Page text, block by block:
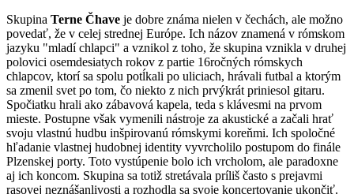
Skupina Terne Čhave je dobre známa nielen v čechách, ale možno
povedať, že v celej strednej Európe. Ich názov znamená v rómskom
jazyku "mladí chlapci" a vznikol z toho, že skupina vznikla v druhej
polovici osemdesiatych rokov z partie 16ročných rómskych
chlapcov, ktorí sa spolu potĺkali po uliciach, hrávali futbal a ktorým
sa zmenil svet po tom, čo niekto z nich prvýkrát priniesol gitaru.
Spočiatku hrali ako zábavová kapela, teda s klávesmi na prvom
mieste. Postupne však vymenili nástroje za akustické a začali hrať
svoju vlastnú hudbu inšpirovanú rómskymi koreňmi. Ich spoločné
hľadanie vlastnej hudobnej identity vyvrcholilo postupom do finále
Plzenskej porty. Toto vystúpenie bolo ich vrcholom, ale paradoxne
aj ich koncom. Skupina sa totiž stretávala príliš často s prejavmi
rasovej neznášanlivosti a rozhodla sa svoje koncertovanie ukončiť.